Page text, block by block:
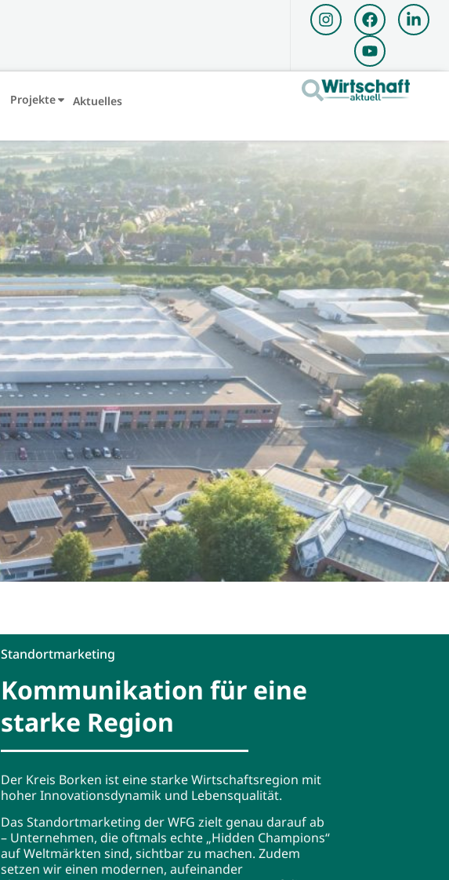
Projekte Aktuelles
Standortmarketing
Kommunikation für eine
starke Region
Der Kreis Borken ist eine starke Wirtschaftsregion mit
hoher Innovationsdynamik und Lebensqualität.
Das Standortmarketing der WFG zielt genau darauf ab
– Unternehmen, die oftmals echte „Hidden Champions“
auf Weltmärkten sind, sichtbar zu machen. Zudem
setzen wir einen modernen, aufeinander